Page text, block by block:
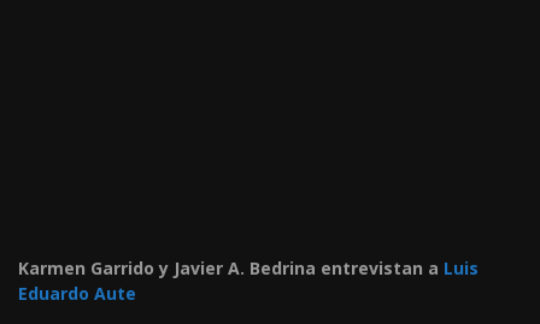
Karmen Garrido y Javier A. Bedrina entrevistan a Luis
Eduardo Aute